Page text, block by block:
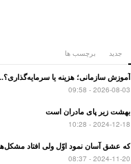
جدید برچسب ها
آموزش سازمانی؛ هزینه یا
2026-08-03 - 09:58
بهشت زیر پای مادران است
2024-12-18 - 10:28
که عشق آسان نمود اوّل ولی افتاد
2024-11-20 - 08:37